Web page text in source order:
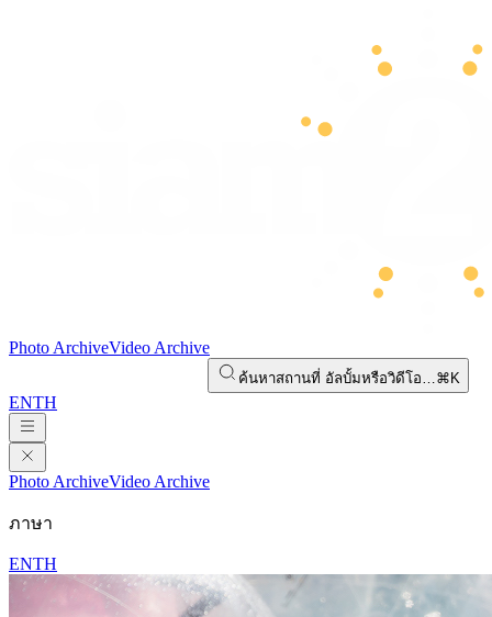
Photo ArchiveVideo Archive
ค้นหาสถานที่ อัลบั้มหรือวิดีโอ…⌘K
ENTH
Photo ArchiveVideo Archive
ภาษา
ENTH